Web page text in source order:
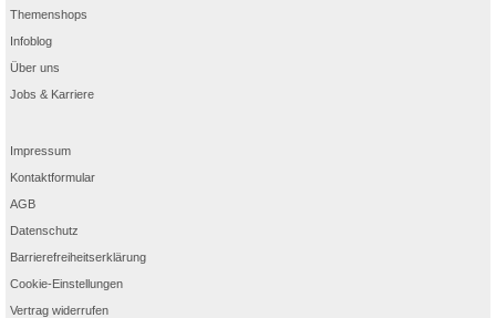
Themenshops
Infoblog
Über uns
Jobs & Karriere
Impressum
Kontaktformular
AGB
Datenschutz
Barrierefreiheitserklärung
Cookie-Einstellungen
Vertrag widerrufen